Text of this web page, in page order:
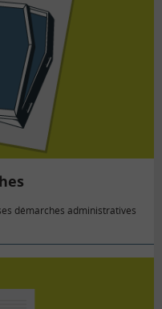
démarches administratives